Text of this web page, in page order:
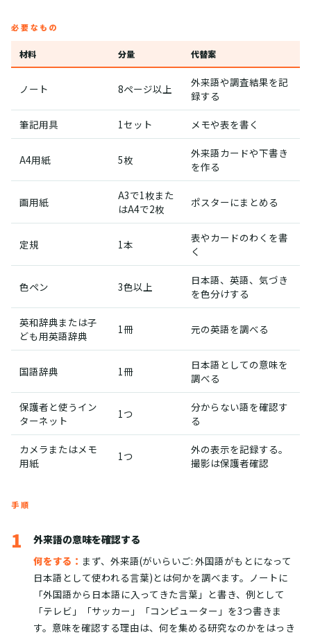
必要なもの
材料 分量 代替案
ノート 8ページ以上
外来語や調査結果を記
録する
筆記用具 1セット メモや表を書く
A4用紙 5枚
外来語カードや下書き
を作る
画用紙
A3で1枚また
はA4で2枚
ポスターにまとめる
定規 1本
表やカードのわくを書
く
色ペン 3色以上
日本語、英語、気づき
を色分けする
英和辞典または子
ども用英語辞典
1冊 元の英語を調べる
国語辞典 1冊
日本語としての意味を
調べる
保護者と使うイン
ターネット
1つ
分からない語を確認す
る
カメラまたはメモ
用紙
1つ
外の表示を記録する。
撮影は保護者確認
手順
1
外来語の意味を確認する
何をする： まず、外来語(がいらいご: 外国語がもとになって
日本語として使われる言葉)とは何かを調べます。ノートに
「外国語から日本語に入ってきた言葉」と書き、例として
「テレビ」「サッカー」「コンピューター」を3つ書きま
す。意味を確認する理由は、何を集める研究なのかをはっき